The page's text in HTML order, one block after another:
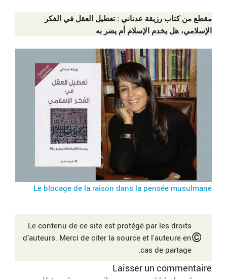
مقطع من كتاب رزيقة عدناني : تعطيل العقل في الفكر
الإسلامي، هل يخدم الإسلام أم يضر به
Le blocage de la raison dans la pensée musulmane
©
Le contenu de ce site est protégé par les droits
d’auteurs. Merci de citer la source et l'auteure en
cas de partage.
Laisser un commentaire